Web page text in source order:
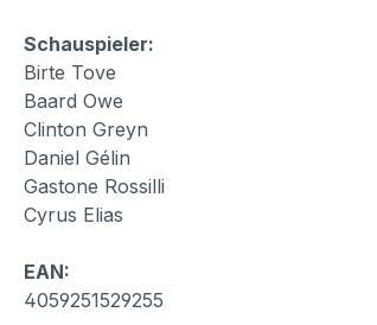
Schauspieler:
Birte Tove
Baard Owe
Clinton Greyn
Daniel Gélin
Gastone Rossilli
Cyrus Elias
EAN:
4059251529255